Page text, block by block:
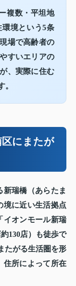
複数・平坦地
境という5条
場で高齢者の
すいエリアの
、実際に住む
。
区にまたが
瑞橋（あらたま
境に近い生活拠点
イオンモール新瑞
130店）も徒歩で
たがる生活圏を形
住所によって所在